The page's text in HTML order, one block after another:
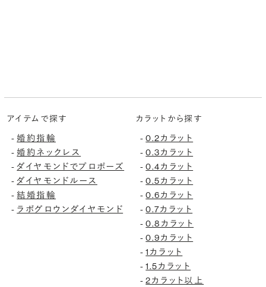
アイテムで探す
-婚約指輪
-婚約ネックレス
-ダイヤモンドでプロポーズ
-ダイヤモンドルース
-結婚指輪
- ラボグロウンダイヤモンド
カラットから探す
-0.2カラット
-0.3カラット
-0.4カラット
-0.5カラット
-0.6カラット
-0.7カラット
-0.8カラット
-0.9カラット
-1カラット
-1.5カラット
-2カラット以上